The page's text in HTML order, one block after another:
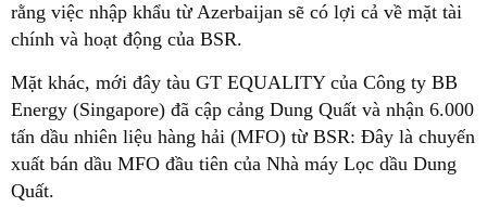
rằng việc nhập khẩu từ Azerbaijan sẽ có lợi cả về mặt tài
chính và hoạt động của BSR.
Mặt khác, mới đây tàu GT EQUALITY của Công ty BB
Energy (Singapore) đã cập cảng Dung Quất và nhận 6.000
tấn dầu nhiên liệu hàng hải (MFO) từ BSR: Đây là chuyến
xuất bán dầu MFO đầu tiên của Nhà máy Lọc dầu Dung
Quất.